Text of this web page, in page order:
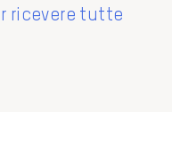
ricevere tutte